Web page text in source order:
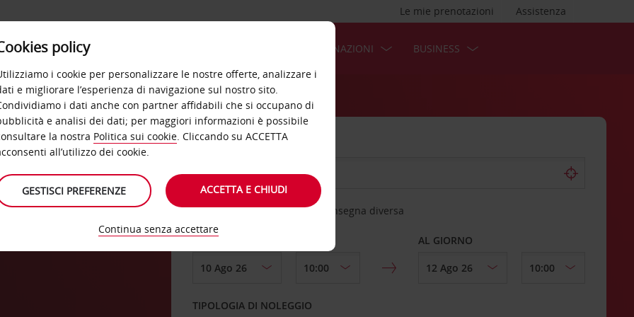
Assistenza
Le mie prenotazioni
OFFERTE DESTINAZIONI BUSINESS
Scegli una località di riconsegna diversa
DAL GIORNO AL GIORNO
TIPOLOGIA DI NOLEGGIO
policy
i cookie per personalizzare le nostre offerte, analizzare i
e migliorare l’esperienza di navigazione sul nostro sito.
i dati anche con partner affidabili che si occupano di
e analisi dei dati; per maggiori informazioni è possibile
la nostra Politica sui cookie. Cliccando su ACCETTA
all’utilizzo dei cookie.
GESTISCI PREFERENZE ACCETTA E CHIUDI
Continua senza accettare